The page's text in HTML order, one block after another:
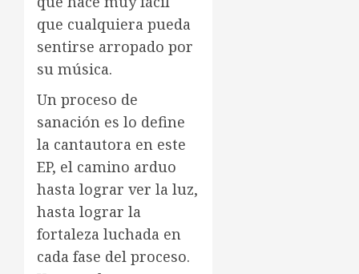
que cualquiera pueda
sentirse arropado por
su música.
Un proceso de
sanación es lo define
la cantautora en este
EP, el camino arduo
hasta lograr ver la luz,
hasta lograr la
fortaleza luchada en
cada fase del proceso.